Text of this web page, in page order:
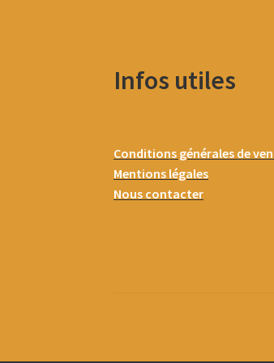
Infos utiles
Conditions générales de
Mentions légales
Nous contacter